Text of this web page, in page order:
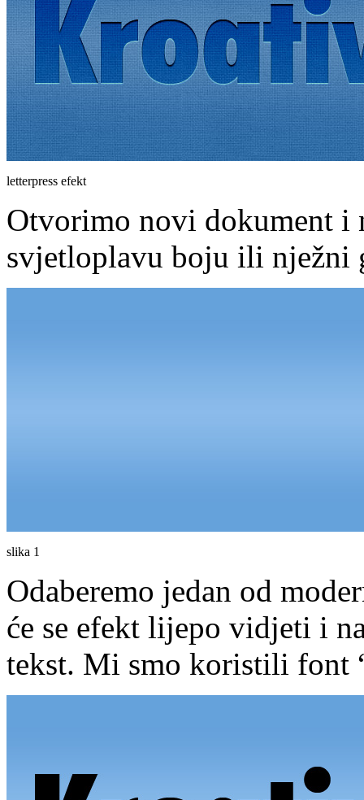
letterpress efekt
Otvorimo novi dokument i
svjetloplavu boju ili nježni
slika 1
Odaberemo jedan od
će se efekt lijepo vidjeti i
tekst. Mi smo koristili font